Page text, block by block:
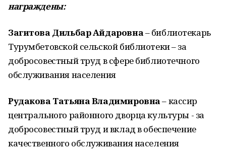
награждены:
Загитова Дильбар Айдаровна– библиотекарь
Турумбетовской сельской библиотеки – за
добросовестный труд в сфере библиотечного
обслуживания населения
Рудакова Татьяна Владимировна– кассир
центрального районного дворца культуры - за
добросовестный труд и вклад в обеспечение
качественного обслуживания населения